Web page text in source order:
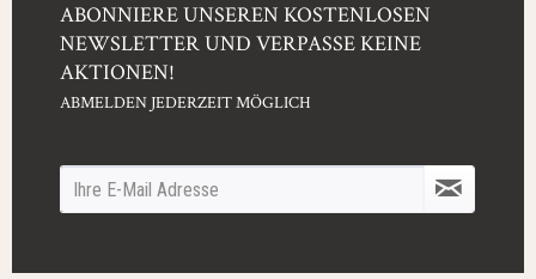
ABONNIERE UNSEREN KOSTENLOSEN
NEWSLETTER UND VERPASSE KEINE
AKTIONEN!
ABMELDEN JEDERZEIT MÖGLICH